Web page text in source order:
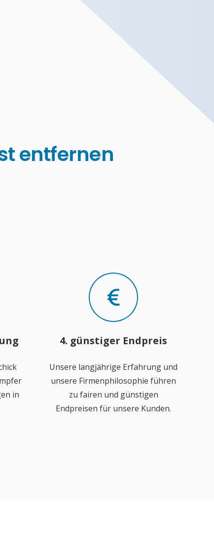
entfernen
in
4. günstiger Endpreis
Unsere langjährige Erfahrung und
unsere Firmenphilosophie führen
zu fairen und günstigen
Endpreisen für unsere Kunden.